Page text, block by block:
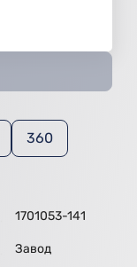
360
1701053-141
Завод